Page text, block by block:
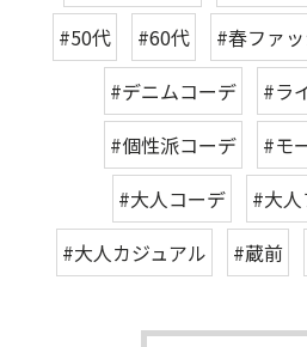
#50代
#60代 #春ファ
#デニムコーデ
#ラ
#個性派コーデ
#モ
#大人コーデ
#大
#大人カジュアル
#蔵前